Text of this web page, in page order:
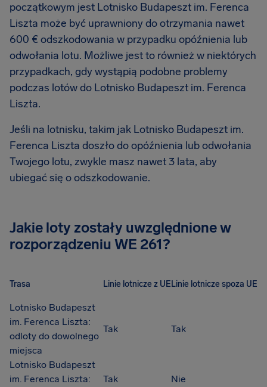
początkowym jest Lotnisko Budapeszt im. Ferenca
Liszta może być uprawniony do otrzymania nawet
600 € odszkodowania w przypadku opóźnienia lub
odwołania lotu. Możliwe jest to również w niektórych
przypadkach, gdy wystąpią podobne problemy
podczas lotów do Lotnisko Budapeszt im. Ferenca
Liszta.
Jeśli na lotnisku, takim jak Lotnisko Budapeszt im.
Ferenca Liszta doszło do opóźnienia lub odwołania
Twojego lotu, zwykle masz nawet 3 lata, aby
ubiegać się o odszkodowanie.
Jakie loty zostały uwzględnione w
rozporządzeniu WE 261?
Trasa Linie lotnicze z UELinie lotnicze spoza UE
Lotnisko Budapeszt
im. Ferenca Liszta:
odloty do dowolnego
miejsca
Tak Tak
Lotnisko Budapeszt
im. Ferenca Liszta:
Tak Nie